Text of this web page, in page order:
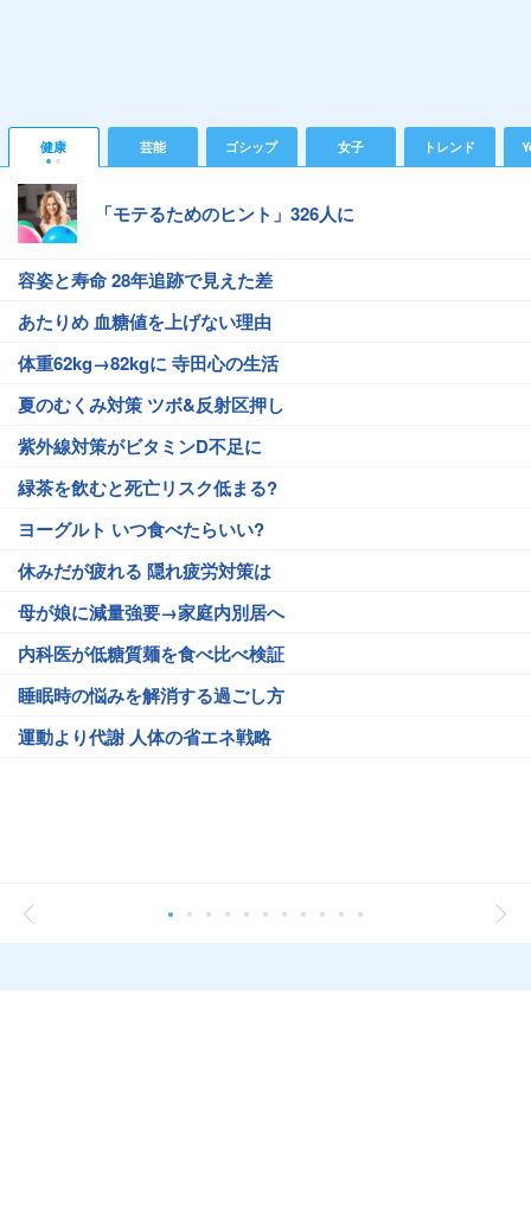
健康 芸能 ゴシップ 女子 トレンド
「モテるためのヒント」326人に
容姿と寿命 28年追跡で見えた差
あたりめ 血糖値を上げない理由
体重62kg→82kgに 寺田心の生活
夏のむくみ対策 ツボ&反射区押し
紫外線対策がビタミンD不足に
緑茶を飲むと死亡リスク低まる?
ヨーグルト いつ食べたらいい?
休みだが疲れる 隠れ疲労対策は
母が娘に減量強要→家庭内別居へ
内科医が低糖質麺を食べ比べ検証
睡眠時の悩みを解消する過ごし方
運動より代謝 人体の省エネ戦略